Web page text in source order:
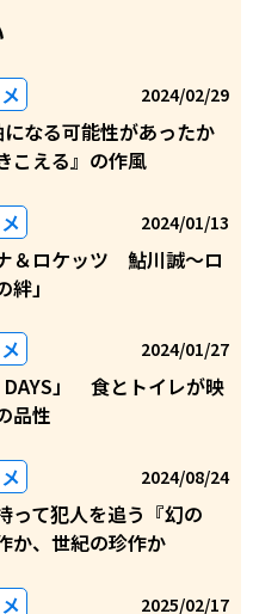
2024/02/29
なる可能性があったか
こえる』の作風
2024/01/13
＆ロケッツ 鮎川誠〜ロ
」
2024/01/27
DAYS」 食とトイレが映
品性
2024/08/24
って犯人を追う『幻の
か、世紀の珍作か
2025/02/17